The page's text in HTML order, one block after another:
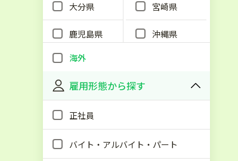
大分県 宮崎県
鹿児島県
沖縄県
海外
雇用形態から探す
正社員
バイト・アルバイト・パート